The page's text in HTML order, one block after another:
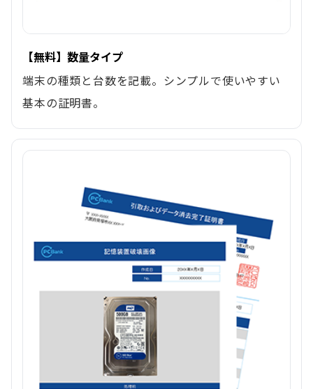
【無料】数量タイプ
端末の種類と台数を記載。シンプルで使いやすい
基本の証明書。